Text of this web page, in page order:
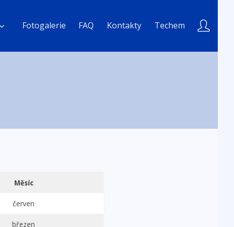
Fotogalerie FAQ Kontakty Techem
Měsíc
červen
březen